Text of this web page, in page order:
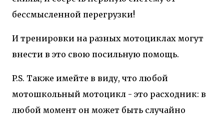
бессмысленной перегрузки!
И тренировки на разных мотоциклах могут
внести в это свою посильную помощь.
P.S. Также имейте в виду, что любой
мотошкольный мотоцикл - это расходник: в
любой момент он может быть случайно